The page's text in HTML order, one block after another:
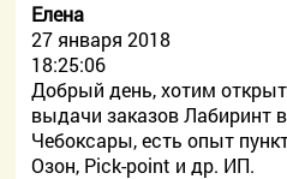
Елена
27 января 2018
18:25:06
Добрый день, хотим
выдачи заказов Лабиринт в
Чебоксары, есть опыт
Озон, Pick-point и др. ИП.